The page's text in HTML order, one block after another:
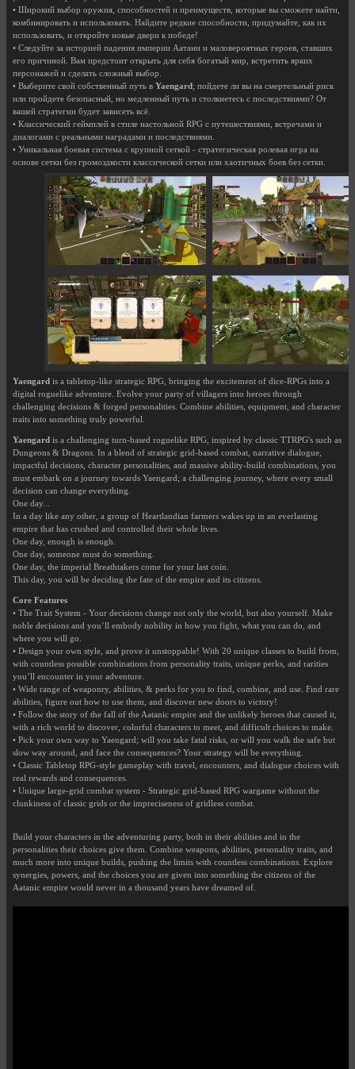
• Широкий выбор оружия, способностей и преимуществ, которые вы сможете найти,
комбинировать и использовать. Найдите редкие способности, придумайте, как их
использовать, и откройте новые двери к победе!
• Следуйте за историей падения империи Аатани и маловероятных героев, ставших
его причиной. Вам предстоит открыть для себя богатый мир, встретить ярких
персонажей и сделать сложный выбор.
• Выберите свой собственный путь в Yaengard; пойдете ли вы на смертельный риск
или пройдете безопасный, но медленный путь и столкнетесь с последствиями? От
вашей стратегии будет зависеть всё.
• Классический геймплей в стиле настольной RPG с путешествиями, встречами и
диалогами с реальными наградами и последствиями.
• Уникальная боевая система с крупной сеткой - стратегическая ролевая игра на
основе сетки без громоздкости классической сетки или хаотичных боев без сетки.
Yaengard is a tabletop-like strategic RPG, bringing the excitement of dice-RPGs into a
digital roguelike adventure. Evolve your party of villagers into heroes through
challenging decisions & forged personalities. Combine abilities, equipment, and character
traits into something truly powerful.
Yaengard is a challenging turn-based roguelike RPG, inspired by classic TTRPG's such as
Dungeons & Dragons. In a blend of strategic grid-based combat, narrative dialogue,
impactful decisions, character personalities, and massive ability-build combinations, you
must embark on a journey towards Yaengard; a challenging journey, where every small
decision can change everything.
One day...
In a day like any other, a group of Heartlandian farmers wakes up in an everlasting
empire that has crushed and controlled their whole lives.
One day, enough is enough.
One day, someone must do something.
One day, the imperial Breathtakers come for your last coin.
This day, you will be deciding the fate of the empire and its citizens.
Core Features
• The Trait System - Your decisions change not only the world, but also yourself. Make
noble decisions and you’ll embody nobility in how you fight, what you can do, and
where you will go.
• Design your own style, and prove it unstoppable! With 20 unique classes to build from,
with countless possible combinations from personality traits, unique perks, and rarities
you’ll encounter in your adventure.
• Wide range of weaponry, abilities, & perks for you to find, combine, and use. Find rare
abilities, figure out how to use them, and discover new doors to victory!
• Follow the story of the fall of the Aatanic empire and the unlikely heroes that caused it,
with a rich world to discover, colorful characters to meet, and difficult choices to make.
• Pick your own way to Yaengard; will you take fatal risks, or will you walk the safe but
slow way around, and face the consequences? Your strategy will be everything.
• Classic Tabletop RPG-style gameplay with travel, encounters, and dialogue choices with
real rewards and consequences.
• Unique large-grid combat system - Strategic grid-based RPG wargame without the
clunkiness of classic grids or the impreciseness of gridless combat.
Build your characters in the adventuring party, both in their abilities and in the
personalities their choices give them. Combine weapons, abilities, personality traits, and
much more into unique builds, pushing the limits with countless combinations. Explore
synergies, powers, and the choices you are given into something the citizens of the
Aatanic empire would never in a thousand years have dreamed of.